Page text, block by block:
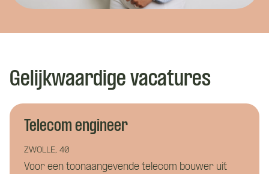
Gelijkwaardige vacatures
Telecom engineer
ZWOLLE, 40
Voor een toonaangevende telecom bouwer uit
Wat is je naam?
Wat is je naam?